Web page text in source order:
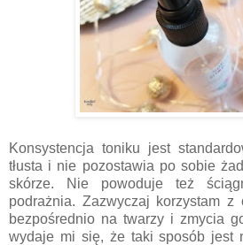
Konsystencja toniku jest
tłusta i nie pozostawia po sobie
skórze. Nie powoduje też
podrażnia. Zazwyczaj korzystam z
bezpośrednio na twarzy i zmycia
wydaje mi się, że taki sposób jest